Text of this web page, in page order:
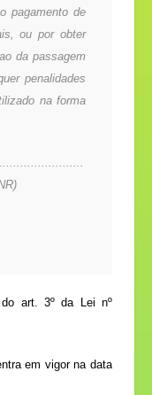
pagamento de
ou por obter
da passagem
penalidades
na forma
art. 3º da Lei nº
em vigor na data